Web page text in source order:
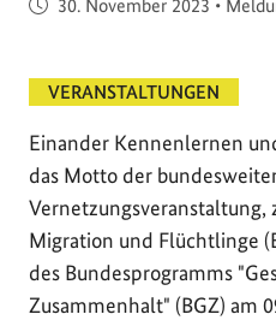
30. November 2023 •
VERANSTALTUNGEN
Einander Kennenlernen
das Motto der
Vernetzungsveranstaltung,
Migration und Flüchtlinge
des Bundesprogramms
Zusammenhalt" (BGZ) am